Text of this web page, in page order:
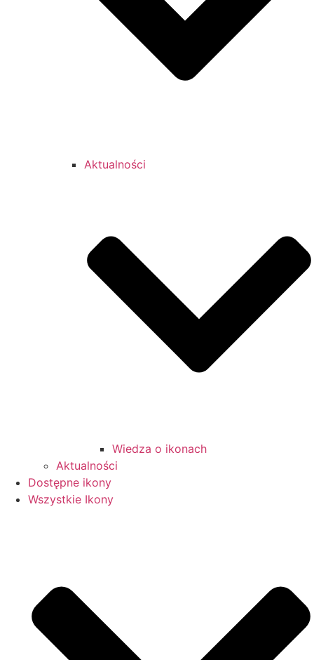
Aktualności
Wiedza o ikonach
Aktualności
Dostępne ikony
Wszystkie Ikony